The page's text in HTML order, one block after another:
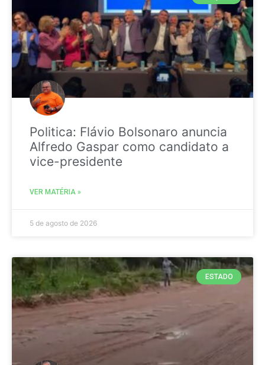
Politica: Flávio Bolsonaro anuncia
Alfredo Gaspar como candidato a
vice-presidente
VER MATÉRIA »
5 de agosto de 2026
ESTADO